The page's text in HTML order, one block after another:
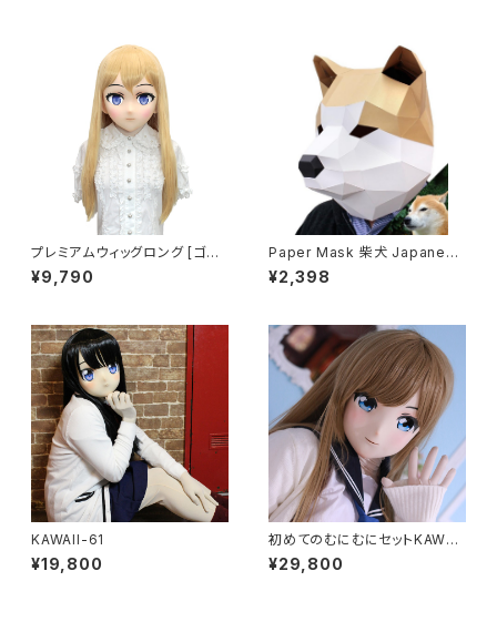
プレミアムウィッグロング [ゴー
ルド] Premium Wig Long Go
ld
¥9,790
Paper Mask 柴犬 Japanese
dog
¥2,398
KAWAII-61
¥19,800
初めてのむにむにセットKAWAII
EX-15
¥29,800